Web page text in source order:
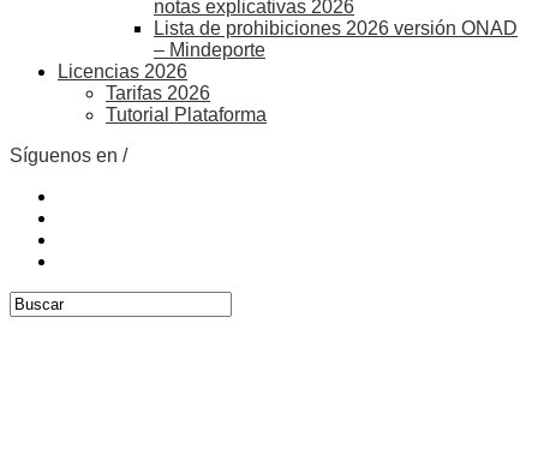
notas explicativas 2026
Lista de prohibiciones 2026 versión ONAD
– Mindeporte
Licencias 2026
Tarifas 2026
Tutorial Plataforma
Síguenos en /